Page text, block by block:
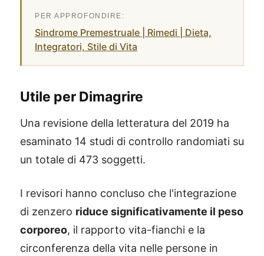
Sindrome Premestruale | Rimedi | Dieta,
Integratori, Stile di Vita
Utile per Dimagrire
Una revisione della letteratura del 2019 ha
esaminato 14 studi di controllo randomiati su
un totale di 473 soggetti.
I revisori hanno concluso che l'integrazione
di zenzero riduce significativamente il peso
corporeo, il rapporto vita-fianchi e la
circonferenza della vita nelle persone in